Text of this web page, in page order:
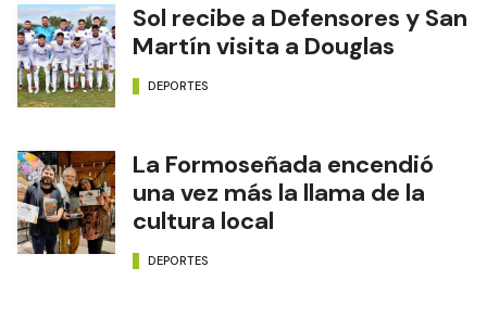
Sol recibe a Defensores y San
Martín visita a Douglas
DEPORTES
La Formoseñada encendió
una vez más la llama de la
cultura local
DEPORTES